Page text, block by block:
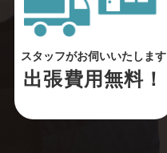
スタッフがお伺いいたします
出張費用無料！